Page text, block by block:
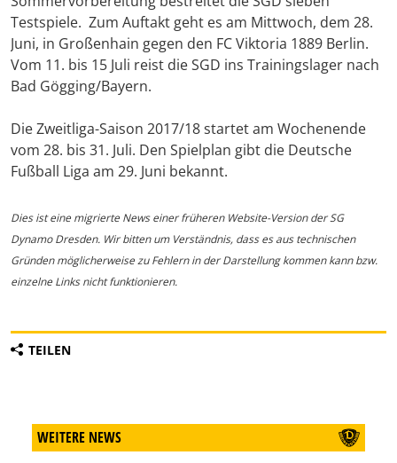
Testspiele. Zum Auftakt geht es am Mittwoch, dem 28.
Juni, in Großenhain gegen den FC Viktoria 1889 Berlin.
Vom 11. bis 15 Juli reist die SGD ins Trainingslager nach
Bad Gögging/Bayern.
Die Zweitliga-Saison 2017/18 startet am Wochenende
vom 28. bis 31. Juli. Den Spielplan gibt die Deutsche
Fußball Liga am 29. Juni bekannt.
Dies ist eine migrierte News einer früheren Website-Version der SG
Dynamo Dresden. Wir bitten um Verständnis, dass es aus technischen
Gründen möglicherweise zu Fehlern in der Darstellung kommen kann bzw.
einzelne Links nicht funktionieren.
TEILEN
WEITERE NEWS